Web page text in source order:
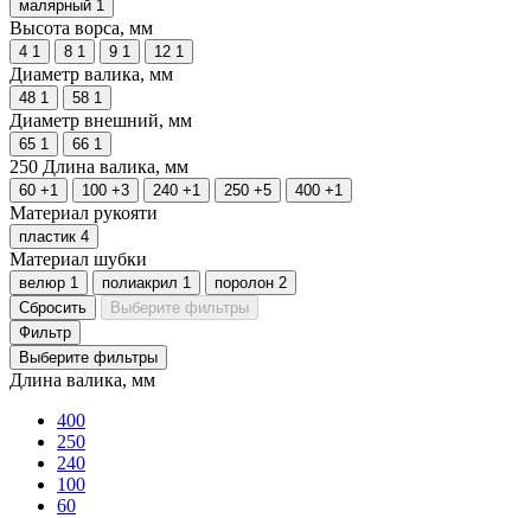
малярный 1
Высота ворса, мм
4 1 8 1 9 1 12 1
Диаметр валика, мм
48 1 58 1
Диаметр внешний, мм
65 1 66 1
250 Длина валика, мм
60 +1 100 +3 240 +1 250 +5 400 +1
Материал рукояти
пластик 4
Материал шубки
велюр 1 полиакрил 1 поролон 2
Сбросить
Выберите фильтры
Фильтр
Выберите фильтры
Длина валика, мм
400
250
240
100
60